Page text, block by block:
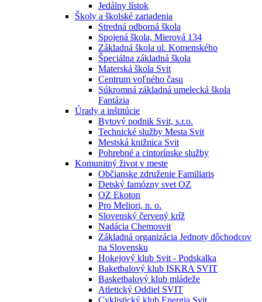
Jedálny lístok
Školy a školské zariadenia
Stredná odborná škola
Spojená škola, Mierová 134
Základná škola ul. Komenského
Špeciálna základná škola
Materská škola Svit
Centrum voľného času
Súkromná základná umelecká škola
Fantázia
Úrady a inštitúcie
Bytový podnik Svit, s.r.o.
Technické služby Mesta Svit
Mestská knižnica Svit
Pohrebné a cintorínske služby
Komunitný život v meste
Občianske združenie Familiaris
Detský famózny svet OZ
OZ Ekoton
Pro Meliori, n. o.
Slovenský červený kríž
Nadácia Chemosvit
Základná organizácia Jednoty dôchodcov
na Slovensku
Hokejový klub Svit - Podskalka
Baketbalový klub ISKRA SVIT
Basketbalový klub mládeže
Atletický Oddiel SVIT
Cyklistický klub Energia Svit